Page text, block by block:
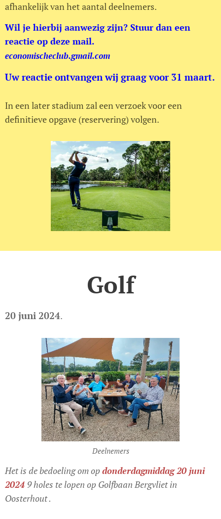
afhankelijk van het aantal deelnemers.
Wil je hierbij aanwezig zijn? Stuur dan een
reactie op deze mail.
economischeclub.gmail.com
Uw reactie ontvangen wij graag voor 31 maart.
In een later stadium zal een verzoek voor een
definitieve opgave (reservering) volgen.
Golf
20 juni 2024.
Deelnemers
Het is de bedoeling om op donderdagmiddag 20 juni
2024 9 holes te lopen op Golfbaan Bergvliet in
Oosterhout .